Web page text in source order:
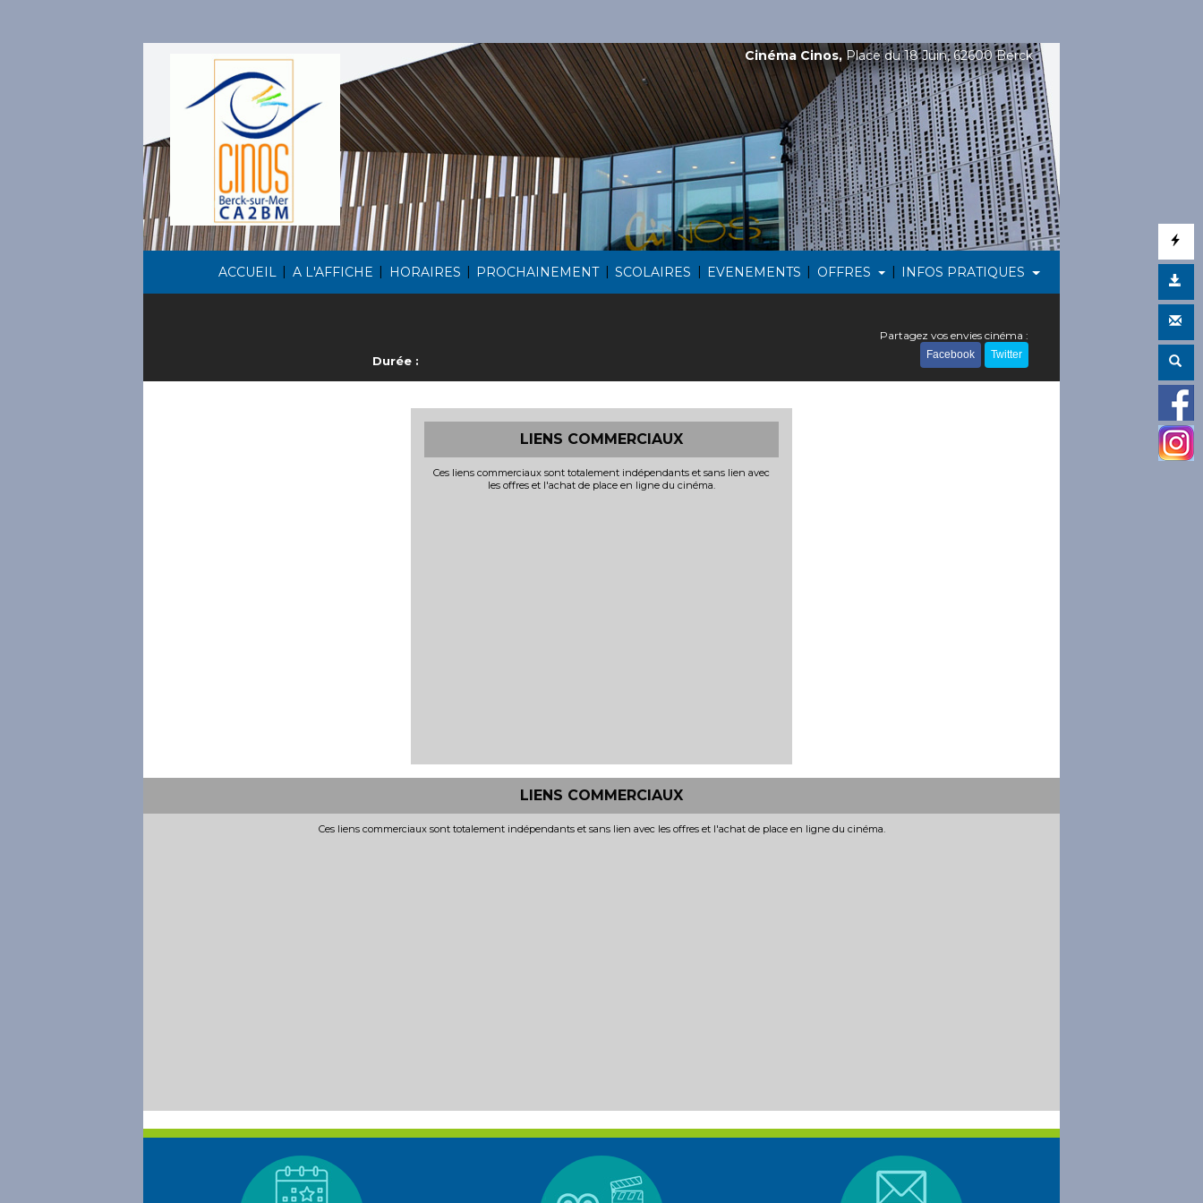
ACCUEIL | A L'AFFICHE | HORAIRES | PROCHAINEMENT | SCOLAIRES | EVENEMENTS | OFFRES | INFOS PRATIQUES
Cinéma Cinos,Place du 18 Juin, 62600 Berck
Durée :
Partagez vos envies cinéma :
Facebook Twitter
LIENS COMMERCIAUX
Ces liens commerciaux sont totalement indépendants et sans lien avec
les offres et l'achat de place en ligne du cinéma.
LIENS COMMERCIAUX
Ces liens commerciaux sont totalement indépendants et sans lien avec les offres et l'achat de place en ligne du cinéma.